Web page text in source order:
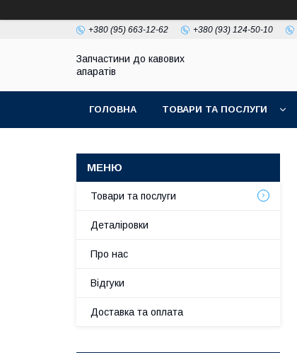
+380 (95) 663-12-62 +380 (93) 124-50-10
Запчастини до кавових
апаратів
ГОЛОВНА ТОВАРИ ТА ПОСЛУГИ
Товари та послуги
Деталіровки
Про нас
Відгуки
Доставка та оплата